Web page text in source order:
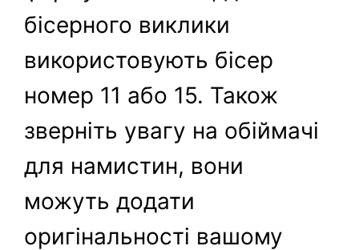
бісерного виклики
використовують бісер
номер 11 або 15. Також
зверніть увагу на обіймачі
для намистин, вони
можуть додати
оригінальності вашому